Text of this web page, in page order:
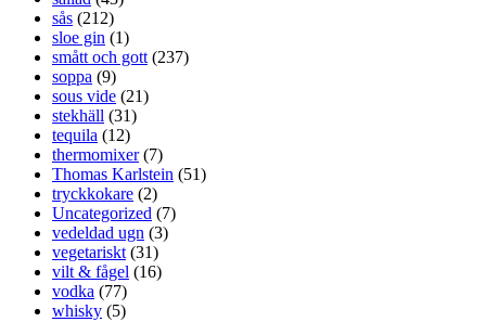
sås (212)
sloe gin (1)
smått och gott(237)
soppa (9)
sous vide (21)
stekhäll (31)
tequila (12)
thermomixer(7)
Thomas Karlstein (51)
tryckkokare (2)
Uncategorized (7)
vedeldad ugn (3)
vegetariskt(31)
vilt & fågel (16)
vodka (77)
whisky (5)